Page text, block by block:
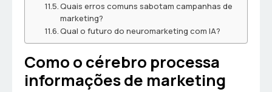
Quais erros comuns sabotam campanhas de
marketing?
Qual o futuro do neuromarketing com IA?
Como o cérebro processa
informações de marketing